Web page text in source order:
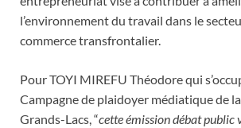
l’environnement du travail dans le
commerce transfrontalier.
Pour TOYI MIREFU Théodore qui
Campagne de plaidoyer médiatique de
Grands-Lacs, “cette émission débat public